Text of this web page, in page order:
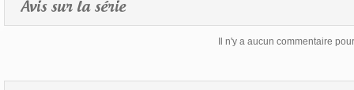
Avis sur la série
Il n'y a aucun commentaire